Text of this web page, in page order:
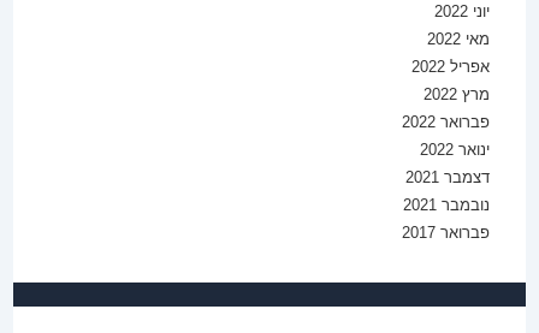
יוני 2022
מאי 2022
אפריל 2022
מרץ 2022
פברואר 2022
ינואר 2022
דצמבר 2021
נובמבר 2021
פברואר 2017